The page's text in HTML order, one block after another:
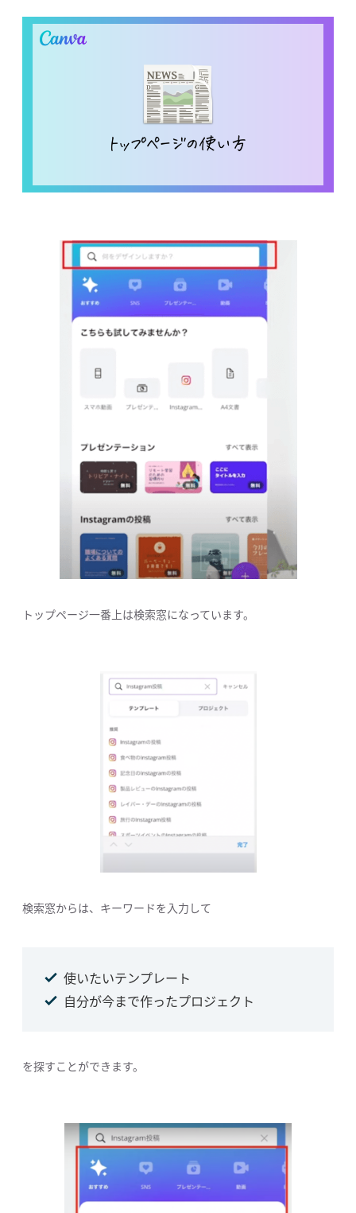
トップページ一番上は検索窓になっています。
検索窓からは、キーワードを入力して
使いたいテンプレート
自分が今まで作ったプロジェクト
を探すことができます。